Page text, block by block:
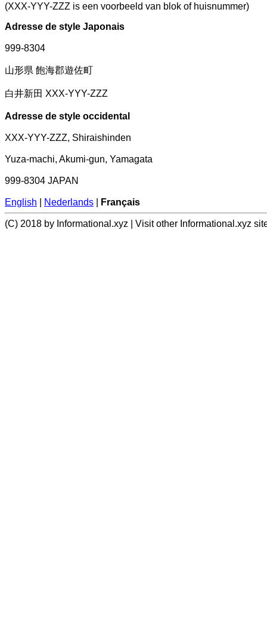
(XXX-YYY-ZZZ is een voorbeeld van blok of huisnummer)
Adresse de style Japonais
999-8304
山形県 飽海郡遊佐町
白井新田 XXX-YYY-ZZZ
Adresse de style occidental
XXX-YYY-ZZZ, Shiraishinden
Yuza-machi, Akumi-gun, Yamagata
999-8304 JAPAN
English Nederlands Français
(C) 2018 by Informational.xyz | Visit other Informational.xyz